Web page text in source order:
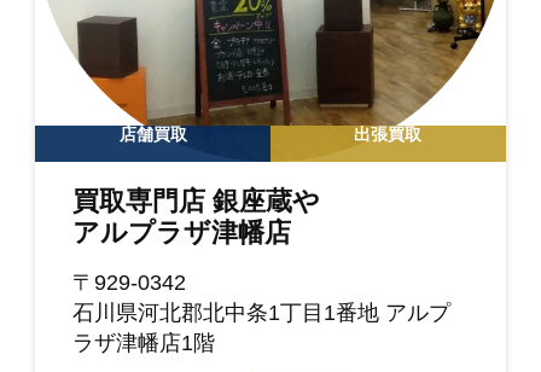
店舗買取 出張買取
買取専門店 銀座蔵や
アルプラザ津幡店
〒929-0342
石川県河北郡北中条1丁目1番地 アルプ
ラザ津幡店1階